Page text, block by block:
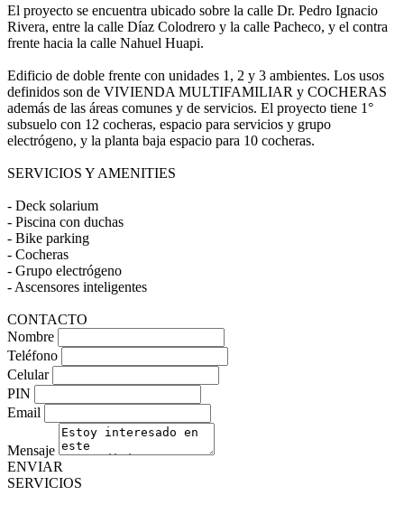
El proyecto se encuentra ubicado sobre la calle Dr. Pedro Ignacio
Rivera, entre la calle Díaz Colodrero y la calle Pacheco, y el contra
frente hacia la calle Nahuel Huapi.
Edificio de doble frente con unidades 1, 2 y 3 ambientes. Los usos
definidos son de VIVIENDA MULTIFAMILIAR y COCHERAS
además de las áreas comunes y de servicios. El proyecto tiene 1°
subsuelo con 12 cocheras, espacio para servicios y grupo
electrógeno, y la planta baja espacio para 10 cocheras.
SERVICIOS Y AMENITIES
- Deck solarium
- Piscina con duchas
- Bike parking
- Cocheras
- Grupo electrógeno
- Ascensores inteligentes
CONTACTO
Nombre
Teléfono
Celular
PIN
Email
Mensaje
ENVIAR
SERVICIOS